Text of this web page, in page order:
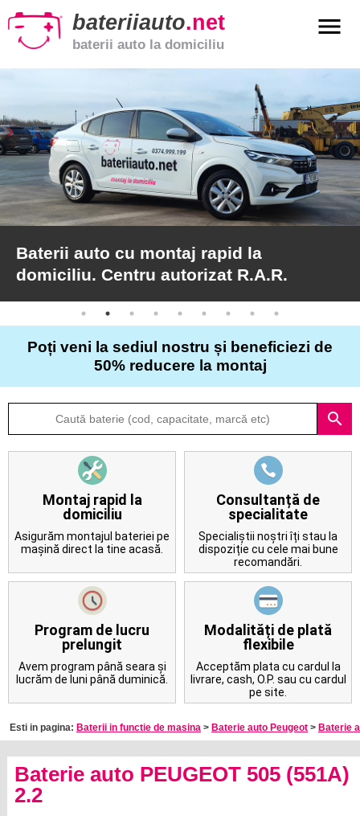
bateriiauto.net
baterii auto la domiciliu
menu
Baterii
moto
Baterii
de
camion
Articole
Despre
Contact
Baterii auto cu montaj rapid la
domiciliu. Centru autorizat R.A.R.
Poți veni la sediul nostru și beneficiezi de
50% reducere la montaj
search
Montaj rapid la
domiciliu
Asigurăm montajul bateriei pe
mașină direct la tine acasă.
Consultanță de
specialitate
Specialiștii noștri îți stau la
dispoziție cu cele mai bune
recomandări.
Program de lucru
prelungit
Avem program până seara și
lucrăm de luni până duminică.
Modalități de plată
flexibile
Acceptăm plata cu cardul la
livrare, cash, O.P. sau cu cardul
pe site.
Esti in pagina: Baterii in functie de masina > Baterie auto Peugeot > Baterie
Baterie auto PEUGEOT 505 (551A)
2.2